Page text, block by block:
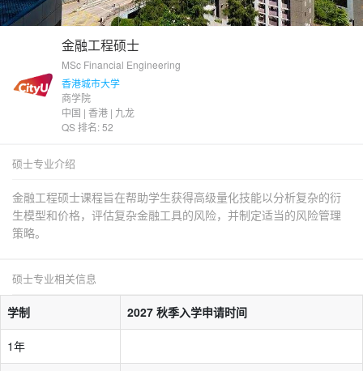
金融工程硕士
MSc Financial Engineering
香港城市大学
商学院
中国 | 香港 | 九龙
QS 排名: 52
硕士专业介绍
金融工程硕士课程旨在帮助学生获得高级量化技能以分析复杂的衍
生模型和价格，评估复杂金融工具的风险，并制定适当的风险管理
策略。
硕士专业相关信息
学制 2027 秋季入学申请时间
1年